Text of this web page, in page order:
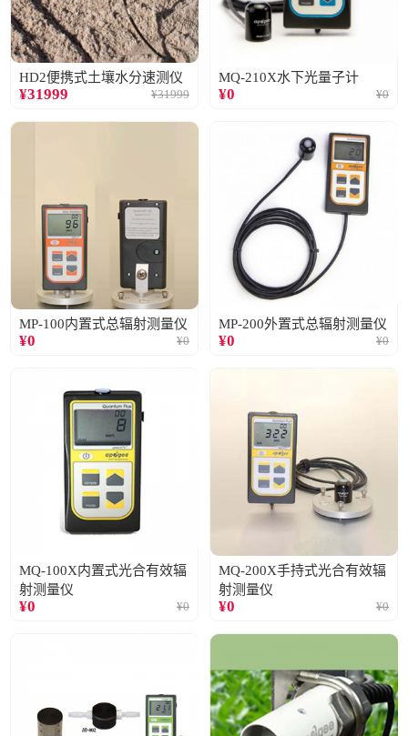
HD2便携式土壤水分速测仪
¥31999 ¥31999
MQ-210X水下光量子计
¥0 ¥0
MP-100内置式总辐射测量仪
¥0 ¥0
MP-200外置式总辐射测量仪
¥0 ¥0
MQ-100X内置式光合有效辐
射测量仪
¥0 ¥0
MQ-200X手持式光合有效辐
射测量仪
¥0 ¥0